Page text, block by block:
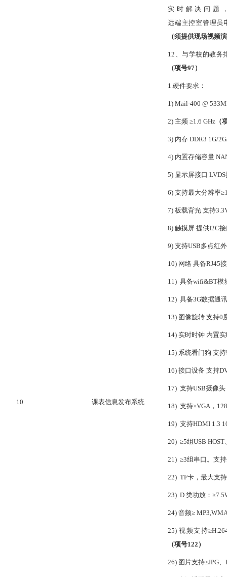
实时解决问题
远端主控室管理员
（须提供现场视频
12、与学校的教务
（项号97）
10 课表信息发布系统
1.硬件要求：
1) Mail-400 @
2) 主频 ≥1.6 GHz （
3) 内存 DDR3 1G/
4) 内置存储容量
5) 显示屏接口
6) 支持最大分辨率
7) 板载背光 支持
8) 触摸屏 提供I2C
9) 支持USB多点红
10) 网络 具备RJ45
11) 具备wifi&BT模
12) 具备3G数据通
13) 图像旋转 支持0
14) 实时时钟 内置
15) 系统看门狗 支
16) 接口设备 支持
17) 支持USB摄像
18) 支持≥VGA，
19) 支持HDMI 1.3
20) ≥5组USB HOST
21) ≥3组串口。支
22) TF卡，最大支
23) D 类功放：
24) 音频≥
25)视频支持
（项号122 ）
26) 图片支持≥JPG